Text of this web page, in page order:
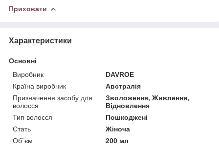
Приховати
Характеристики
Основні
Виробник
DAVROE
Країна виробник
Австралія
Призначення засобу для
волосся
Зволоження, Живлення,
Відновлення
Тип волосся
Пошкоджені
Стать
Жіноча
Об`єм
200 мл